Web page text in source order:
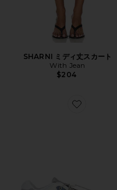
SHARNI ミディ丈スカート
With Jean
$204
Favorite XT-